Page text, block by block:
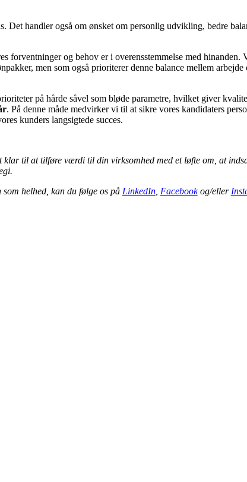
handler også om ønsket om personlig udvikling, bedre
forventninger og behov er i overensstemmelse med hinanden.
men som også prioriterer denne balance mellem
på hårde såvel som bløde parametre, hvilket giver
. På denne måde medvirker vi til at sikre vores kandidaters
kunders langsigtede succes.
til at tilføre værdi til din virksomhed med et løfte om, at
helhed, kan du følge os på LinkedIn, Facebookog/eller